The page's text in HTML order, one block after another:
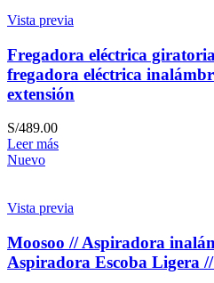
Vista previa
Fregadora eléctrica
fregadora eléctrica
extensión
S/489.00
Leer más
Nuevo
Vista previa
Moosoo // Aspiradora
Aspiradora Escoba Ligera